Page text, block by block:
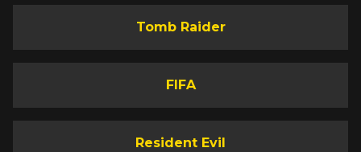
Tomb Raider
FIFA
Resident Evil